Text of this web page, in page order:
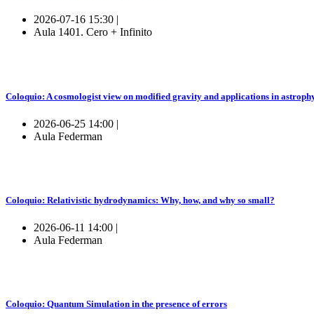
2026-07-16 15:30 |
Aula 1401. Cero + Infinito
Coloquio: A cosmologist view on modified gravity and applications in
2026-06-25 14:00 |
Aula Federman
Coloquio: Relativistic hydrodynamics: Why, how, and why so small?
2026-06-11 14:00 |
Aula Federman
Coloquio: Quantum Simulation in the presence of errors